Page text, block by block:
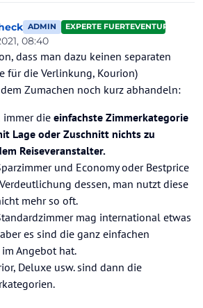
ADMIN EXPERTE FUERTEVENTURA
08:40
HolidayCheck
dass man dazu keinen separaten
für die Verlinkung, Kourion)
Zumachen noch kurz abhandeln:
immer die einfachste Zimmerkategorie
Lage oder Zuschnitt nichts zu
Reiseveranstalter.
und Economy oder Bestprice
dessen, man nutzt diese
mehr so oft.
mag international etwas
es sind die ganz einfachen
Angebot hat.
Deluxe usw. sind dann die